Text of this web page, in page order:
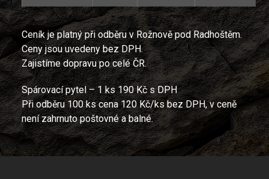
Ceník je platný při odběru v Rožnově pod Radhoštěm.
Ceny jsou uvedeny bez DPH.
Zajistíme dopravu po celé ČR.
Spárovací pytel – 1 ks 190 Kč s DPH
Při odběru 100 ks cena 120 Kč/ks bez DPH, v ceně
není zahrnuto poštovné a balné.